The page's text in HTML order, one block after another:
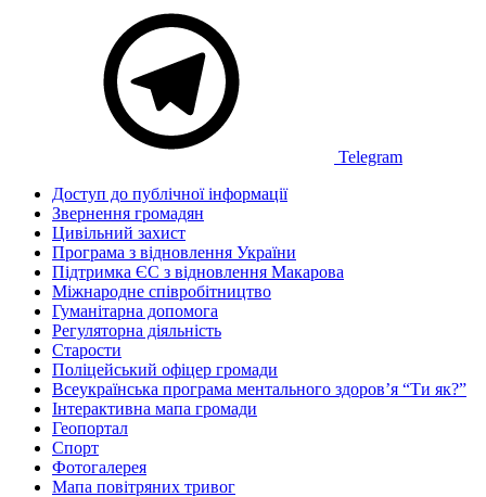
Telegram
Доступ до публічної інформації
Звернення громадян
Цивільний захист
Програма з відновлення України
Підтримка ЄС з відновлення Макарова
Міжнародне співробітництво
Гуманітарна допомога
Регуляторна діяльність
Старости
Поліцейський офіцер громади
Всеукраїнська програма ментального здоров’я “Ти як?”
Інтерактивна мапа громади
Геопортал
Спорт
Фотогалерея
Мапа повітряних тривог